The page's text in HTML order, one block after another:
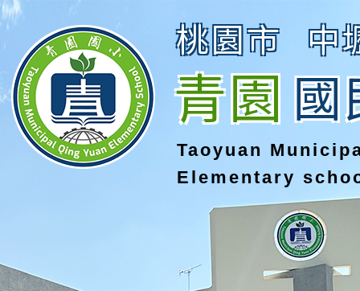
桃園市 中
青園國
Taoyuan
Elementary